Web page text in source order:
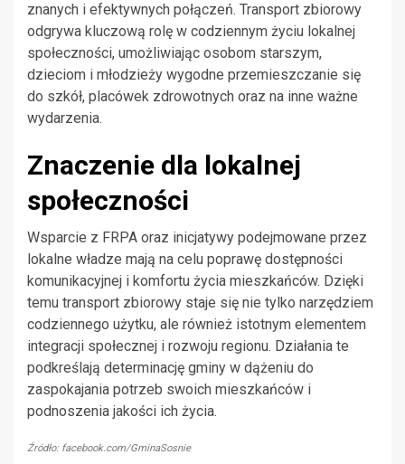
znanych i efektywnych połączeń. Transport zbiorowy
odgrywa kluczową rolę w codziennym życiu lokalnej
społeczności, umożliwiając osobom starszym,
dzieciom i młodzieży wygodne przemieszczanie się
do szkół, placówek zdrowotnych oraz na inne ważne
wydarzenia.
Znaczenie dla lokalnej
społeczności
Wsparcie z FRPA oraz inicjatywy podejmowane przez
lokalne władze mają na celu poprawę dostępności
komunikacyjnej i komfortu życia mieszkańców. Dzięki
temu transport zbiorowy staje się nie tylko narzędziem
codziennego użytku, ale również istotnym elementem
integracji społecznej i rozwoju regionu. Działania te
podkreślają determinację gminy w dążeniu do
zaspokajania potrzeb swoich mieszkańców i
podnoszenia jakości ich życia.
Źródło: facebook.com/GminaSosnie